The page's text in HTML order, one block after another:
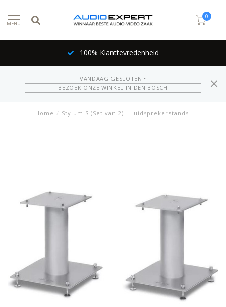
MENU
0
100% Klanttevredenheid
VANDAAG GESLOTEN •
BEZOEK ONZE WINKEL IN DEN BOSCH
Home / Stylum S (Set van 2) - Luidsprekerstands